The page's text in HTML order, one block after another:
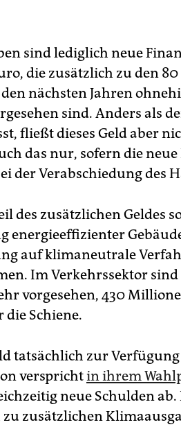
sind lediglich neue
die zusätzlich zu den
nächsten Jahren
sind. Anders als
fließt dieses Geld aber
das nur, sofern die
der Verabschiedung des
des zusätzlichen Geldes
energieeffizienter
auf klimaneutrale
Im Verkehrssektor
vorgesehen, 430
Schiene.
tatsächlich zur
versprichtin ihrem
neue Schulden
zusätzlichen